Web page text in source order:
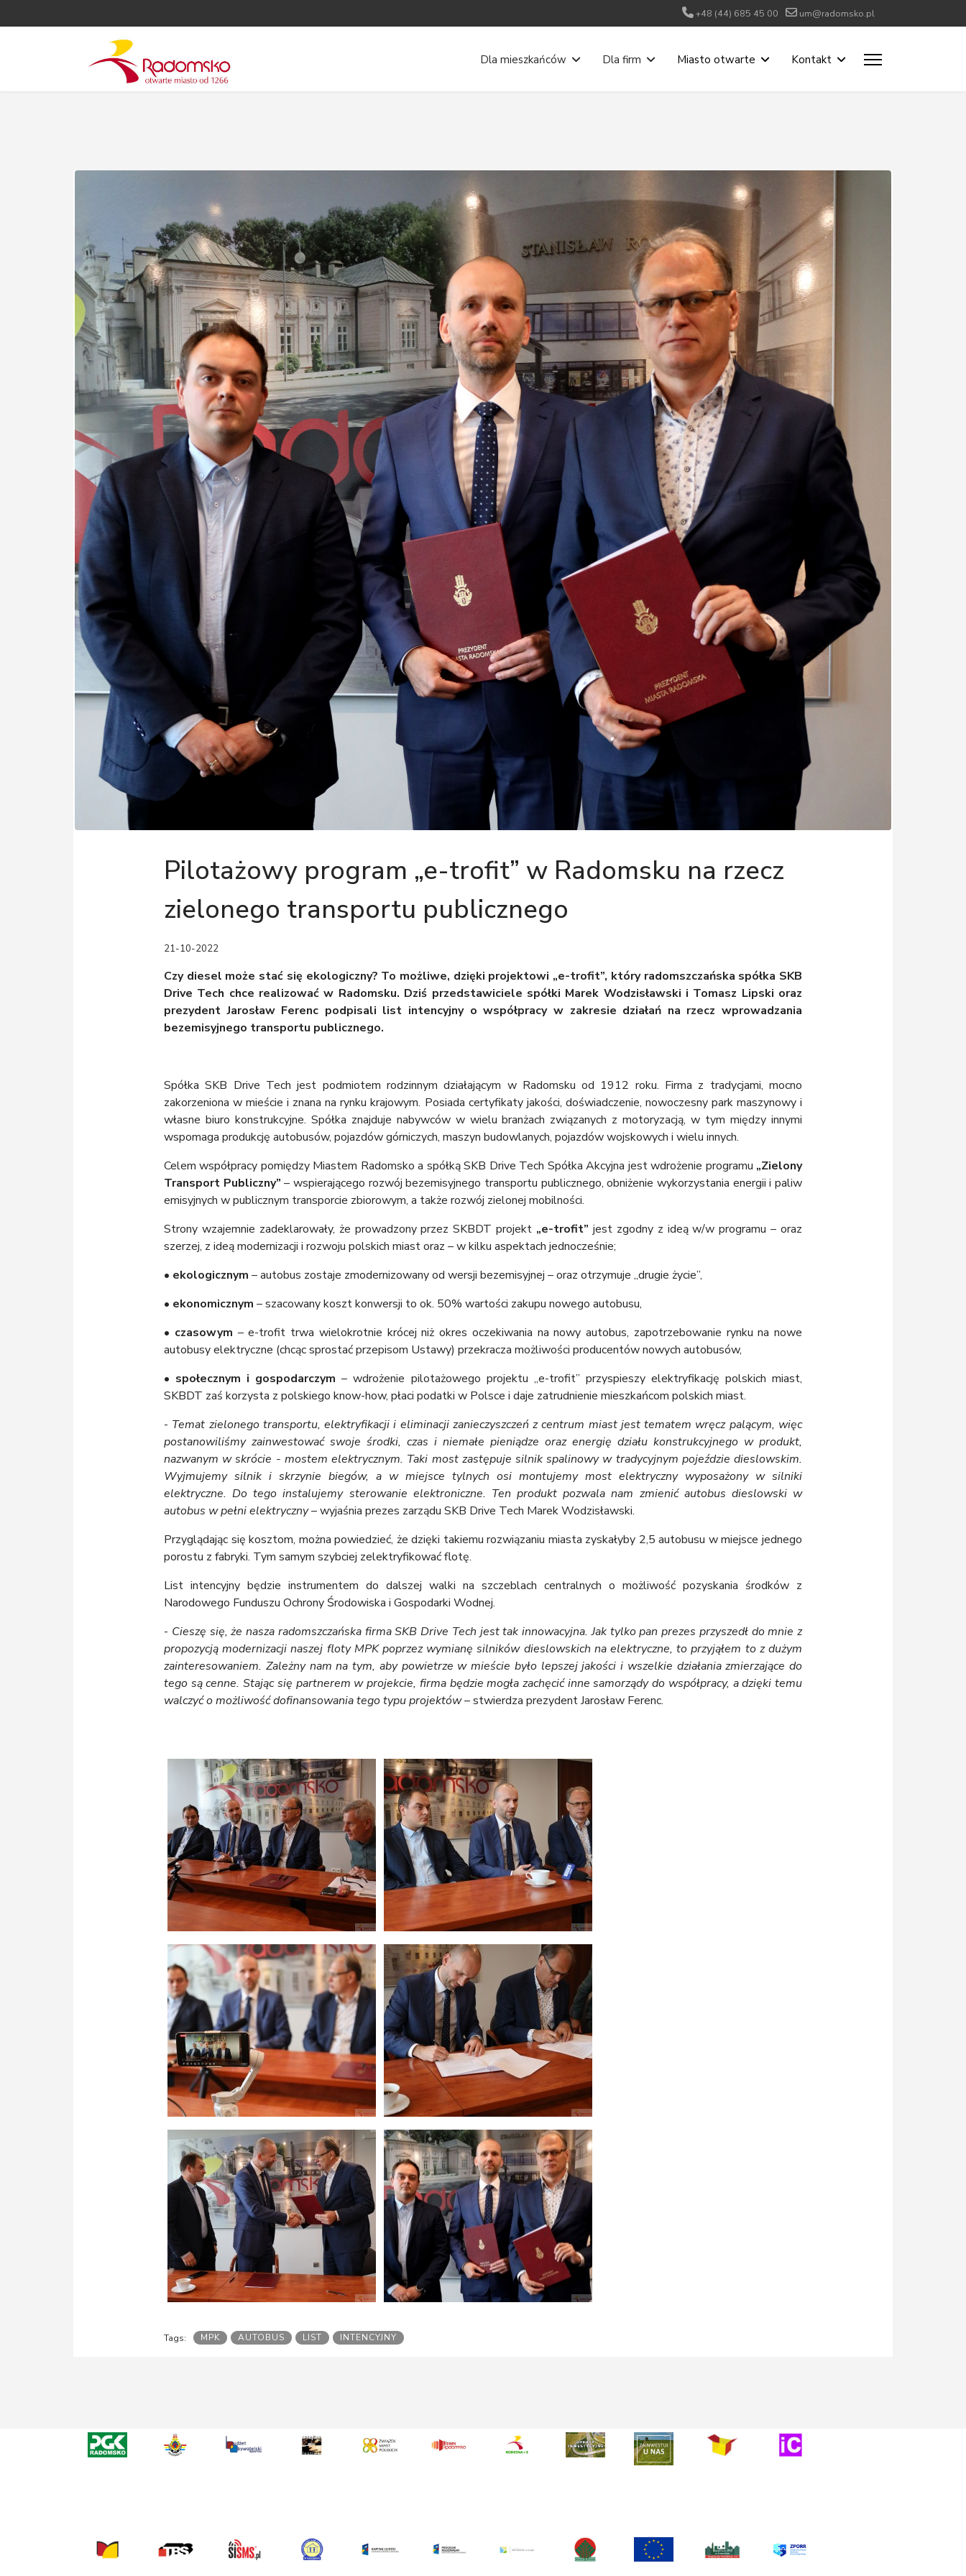
+48 (44) 685 45 00 um@radomsko.pl
Dla mieszkańców Dla firm Miasto otwarte Kontakt
Pilotażowy program „e-trofit” w Radomsku na rzecz
zielonego transportu publicznego
21-10-2022
Czy diesel może stać się ekologiczny? To możliwe, dzięki projektowi „e-trofit”, który radomszczańska spółka SKB
Drive Tech chce realizować w Radomsku. Dziś przedstawiciele spółki Marek Wodzisławski i Tomasz Lipski oraz
prezydent Jarosław Ferenc podpisali list intencyjny o współpracy w zakresie działań na rzecz wprowadzania
bezemisyjnego transportu publicznego.
Spółka SKB Drive Tech jest podmiotem rodzinnym działającym w Radomsku od 1912 roku. Firma z tradycjami, mocno
zakorzeniona w mieście i znana na rynku krajowym. Posiada certyfikaty jakości, doświadczenie, nowoczesny park maszynowy i
własne biuro konstrukcyjne. Spółka znajduje nabywców w wielu branżach związanych z motoryzacją, w tym między innymi
wspomaga produkcję autobusów, pojazdów górniczych, maszyn budowlanych, pojazdów wojskowych i wielu innych.
Celem współpracy pomiędzy Miastem Radomsko a spółką SKB Drive Tech Spółka Akcyjna jest wdrożenie programu „Zielony
Transport Publiczny” – wspierającego rozwój bezemisyjnego transportu publicznego, obniżenie wykorzystania energii i paliw
emisyjnych w publicznym transporcie zbiorowym, a także rozwój zielonej mobilności.
Strony wzajemnie zadeklarowały, że prowadzony przez SKBDT projekt „e-trofit” jest zgodny z ideą w/w programu – oraz
szerzej, z ideą modernizacji i rozwoju polskich miast oraz – w kilku aspektach jednocześnie;
• ekologicznym – autobus zostaje zmodernizowany od wersji bezemisyjnej – oraz otrzymuje „drugie życie”,
• ekonomicznym – szacowany koszt konwersji to ok. 50% wartości zakupu nowego autobusu,
• czasowym – e-trofit trwa wielokrotnie krócej niż okres oczekiwania na nowy autobus, zapotrzebowanie rynku na nowe
autobusy elektryczne (chcąc sprostać przepisom Ustawy) przekracza możliwości producentów nowych autobusów,
• społecznym i gospodarczym – wdrożenie pilotażowego projektu „e-trofit” przyspieszy elektryfikację polskich miast,
SKBDT zaś korzysta z polskiego know-how, płaci podatki w Polsce i daje zatrudnienie mieszkańcom polskich miast.
- Temat zielonego transportu, elektryfikacji i eliminacji zanieczyszczeń z centrum miast jest tematem wręcz palącym, więc
postanowiliśmy zainwestować swoje środki, czas i niemałe pieniądze oraz energię działu konstrukcyjnego w produkt,
nazwanym w skrócie - mostem elektrycznym. Taki most zastępuje silnik spalinowy w tradycyjnym pojeździe dieslowskim.
Wyjmujemy silnik i skrzynie biegów, a w miejsce tylnych osi montujemy most elektryczny wyposażony w silniki
elektryczne. Do tego instalujemy sterowanie elektroniczne. Ten produkt pozwala nam zmienić autobus dieslowski w
autobus w pełni elektryczny– wyjaśnia prezes zarządu SKB Drive Tech Marek Wodzisławski.
Przyglądając się kosztom, można powiedzieć, że dzięki takiemu rozwiązaniu miasta zyskałyby 2,5 autobusu w miejsce jednego
porostu z fabryki. Tym samym szybciej zelektryfikować flotę.
List intencyjny będzie instrumentem do dalszej walki na szczeblach centralnych o możliwość pozyskania środków z
Narodowego Funduszu Ochrony Środowiska i Gospodarki Wodnej.
- Cieszę się, że nasza radomszczańska firma SKB Drive Tech jest tak innowacyjna. Jak tylko pan prezes przyszedł do mnie z
propozycją modernizacji naszej floty MPK poprzez wymianę silników dieslowskich na elektryczne, to przyjąłem to z dużym
zainteresowaniem. Zależny nam na tym, aby powietrze w mieście było lepszej jakości i wszelkie działania zmierzające do
tego są cenne. Stając się partnerem w projekcie, firma będzie mogła zachęcić inne samorządy do współpracy, a dzięki temu
walczyć o możliwość dofinansowania tego typu projektów– stwierdza prezydent Jarosław Ferenc.
Tags: MPK AUTOBUS LIST INTENCYJNY